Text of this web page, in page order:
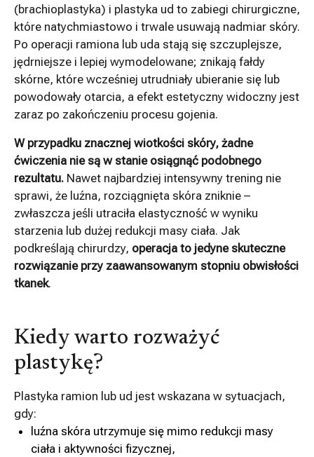
(brachioplastyka) i plastyka ud to zabiegi chirurgiczne,
które natychmiastowo i trwale usuwają nadmiar skóry.
Po operacji ramiona lub uda stają się szczuplejsze,
jędrniejsze i lepiej wymodelowane; znikają fałdy
skórne, które wcześniej utrudniały ubieranie się lub
powodowały otarcia, a efekt estetyczny widoczny jest
zaraz po zakończeniu procesu gojenia.
W przypadku znacznej wiotkości skóry, żadne
ćwiczenia nie są w stanie osiągnąć podobnego
rezultatu. Nawet najbardziej intensywny trening nie
sprawi, że luźna, rozciągnięta skóra zniknie –
zwłaszcza jeśli utraciła elastyczność w wyniku
starzenia lub dużej redukcji masy ciała. Jak
podkreślają chirurdzy, operacja to jedyne skuteczne
rozwiązanie przy zaawansowanym stopniu obwisłości
tkanek.
Kiedy warto rozważyć
plastykę?
Plastyka ramion lub ud jest wskazana w sytuacjach,
gdy:
luźna skóra utrzymuje się mimo redukcji masy
ciała i aktywności fizycznej,